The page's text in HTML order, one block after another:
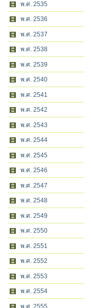
พ.ศ. 2535
พ.ศ. 2536
พ.ศ. 2537
พ.ศ. 2538
พ.ศ. 2539
พ.ศ. 2540
พ.ศ. 2541
พ.ศ. 2542
พ.ศ. 2543
พ.ศ. 2544
พ.ศ. 2545
พ.ศ. 2546
พ.ศ. 2547
พ.ศ. 2548
พ.ศ. 2549
พ.ศ. 2550
พ.ศ. 2551
พ.ศ. 2552
พ.ศ. 2553
พ.ศ. 2554
พ.ศ. 2555